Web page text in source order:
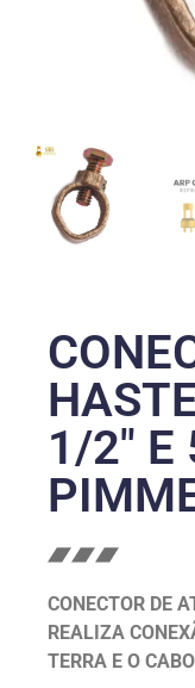
1/2″ E
CONECTOR DE
REALIZA
TERRA E O